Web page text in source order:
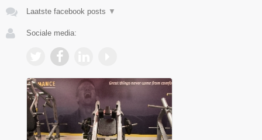
Laatste facebook posts ▼
Sociale media: